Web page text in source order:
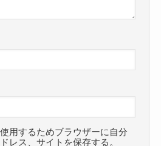
用するためブラウザーに自分
レス、サイトを保存する。